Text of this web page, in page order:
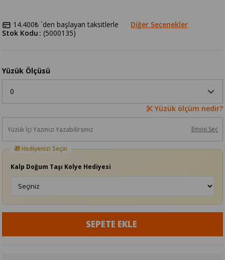
14.400₺ `den başlayan taksitlerle
Diğer Seçenekler
(5000135)
Stok Kodu
Yüzük Ölçüsü
Yüzük ölçüm nedir?
Emoji Seç
Kalp Doğum Taşı Kolye Hediyesi